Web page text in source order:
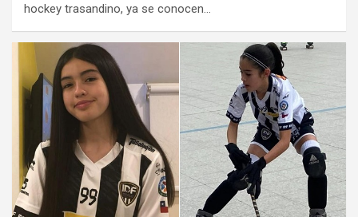
hockey trasandino, ya se conocen…